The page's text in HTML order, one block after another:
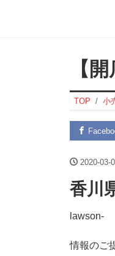
【
TOP 小
2020-03-
香川
lawson-
情報のご